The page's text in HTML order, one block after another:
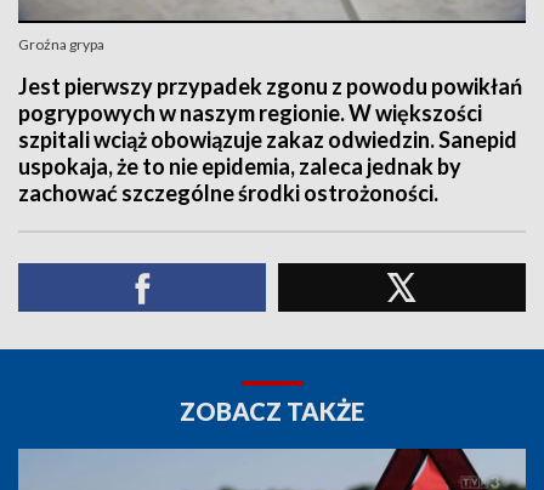
Groźna grypa
Jest pierwszy przypadek zgonu z powodu powikłań
pogrypowych w naszym regionie. W większości
szpitali wciąż obowiązuje zakaz odwiedzin. Sanepid
uspokaja, że to nie epidemia, zaleca jednak by
zachować szczególne środki ostrożoności.
ZOBACZ TAKŻE